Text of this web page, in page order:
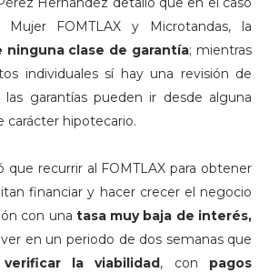
FOMTLAX y Microtandas, la
ninguna clase de garantía; mientras
individuales sí hay una revisión de
garantías pueden ir desde alguna
carácter hipotecario.
recurrir al FOMTLAX para obtener
financiar y hacer crecer el negocio
con una tasa muy baja de interés,
en un periodo de dos semanas que
verificar la viabilidad , con pagos